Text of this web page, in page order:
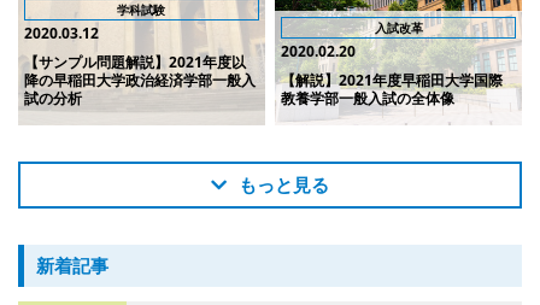
学科試験
2020.03.12
【サンプル問題解説】2021年度以
降の早稲田大学政治経済学部一般入
試の分析
入試改革
2020.02.20
【解説】2021年度早稲田大学国際
教養学部一般入試の全体像
もっと見る
新着記事